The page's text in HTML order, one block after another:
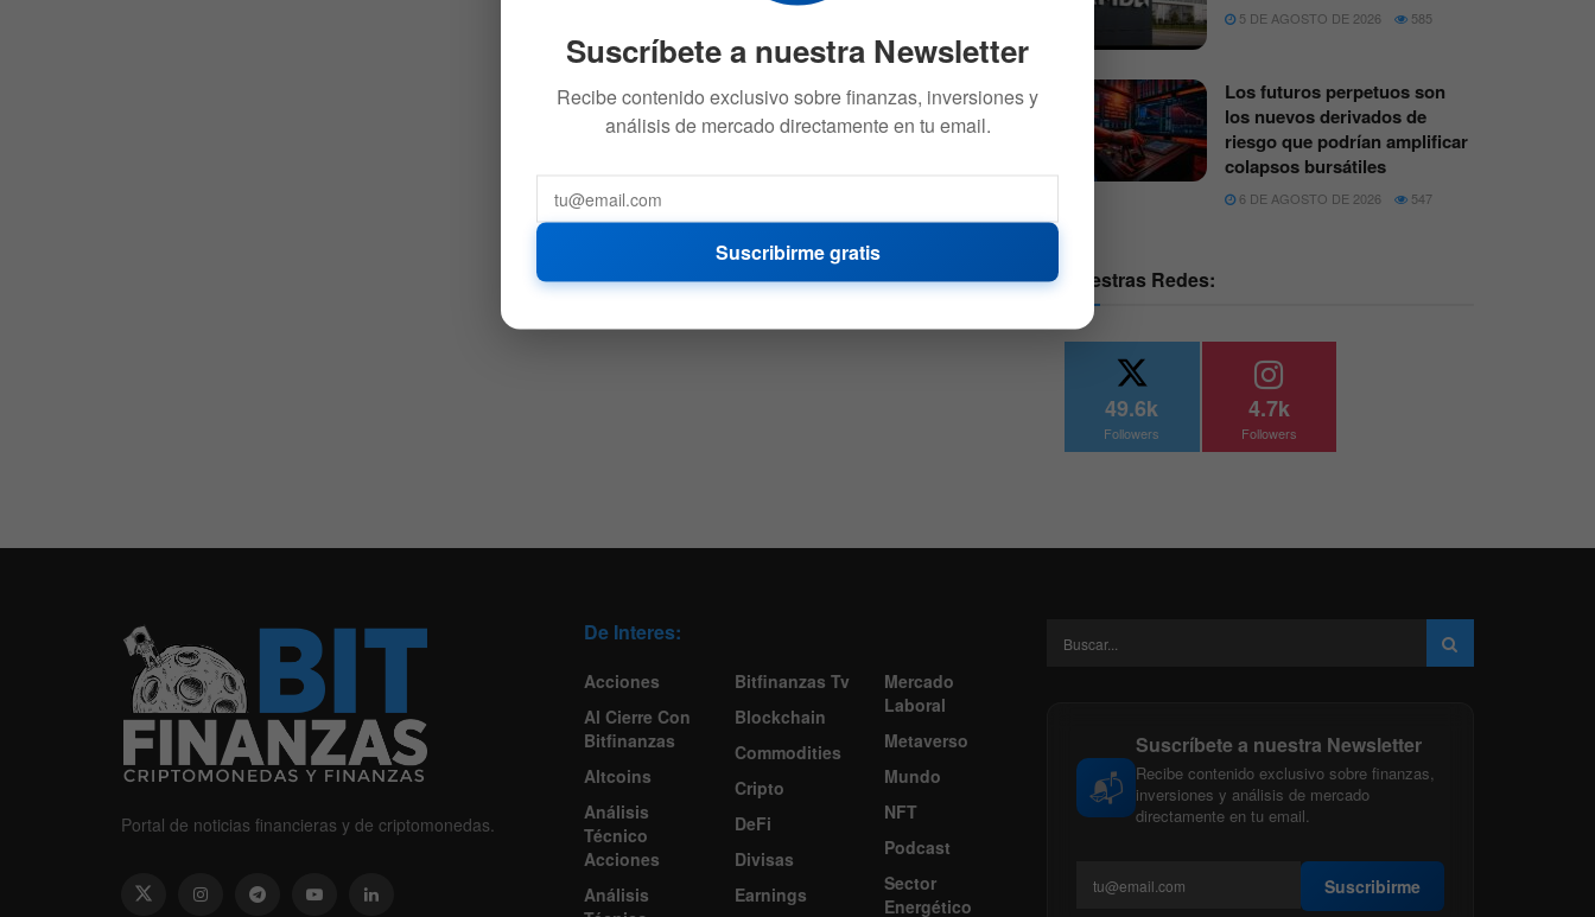
5 DE AGOSTO DE 2026 585
Los futuros perpetuos son
los nuevos derivados de
riesgo que podrían amplificar
colapsos bursátiles
6 DE AGOSTO DE 2026 547
Nuestras Redes:
49.6k
Followers
4.7k
Followers
Portal de noticias financieras y de criptomonedas.
De Interes:
Acciones
Al Cierre Con
Bitfinanzas
Altcoins
Análisis
Técnico
Acciones
Análisis
Bitfinanzas Tv
Blockchain
Commodities
Cripto
DeFi
Divisas
Earnings
Mercado
Laboral
Metaverso
Mundo
NFT
Podcast
Sector
Energético
📬
Suscríbete a nuestra Newsletter
Recibe contenido exclusivo sobre finanzas,
inversiones y análisis de mercado
directamente en tu email.
Suscribirme
Suscríbete a nuestra Newsletter
Recibe contenido exclusivo sobre finanzas, inversiones y
análisis de mercado directamente en tu email.
Suscribirme gratis